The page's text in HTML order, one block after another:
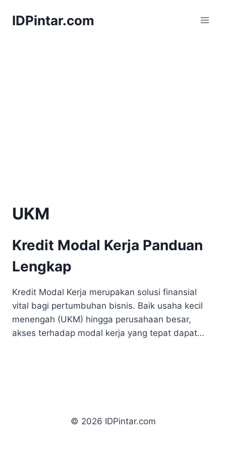
IDPintar.com
UKM
Kredit Modal Kerja Panduan
Lengkap
Kredit Modal Kerja merupakan solusi finansial
vital bagi pertumbuhan bisnis. Baik usaha kecil
menengah (UKM) hingga perusahaan besar,
akses terhadap modal kerja yang tepat dapat…
© 2026 IDPintar.com